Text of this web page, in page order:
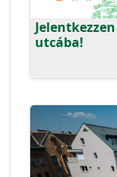
utcába!